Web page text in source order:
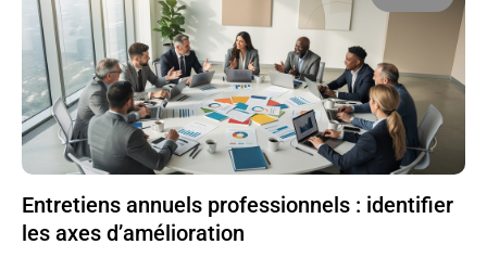
Entretiens annuels professionnels : identifier
les axes d’amélioration